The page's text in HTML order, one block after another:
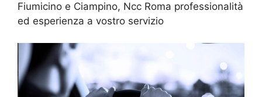
Fiumicino e Ciampino, Ncc Roma professionalità
ed esperienza a vostro servizio